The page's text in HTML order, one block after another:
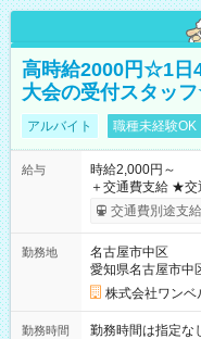
高時給2000円☆1日
大会の受付スタッ
アルバイト 職種未経験OK
給与
時給2,000円～
＋交通費支給 ★交通費一部支給！ ┗1日500円を超えた分は全額
支給！ ※往復500円
OK！（規定あり
期間なし
交通費別途支
勤務地
名古屋市中区
愛知県名古屋市中
株式会社ワンベ
勤務時間
勤務時間は指定な